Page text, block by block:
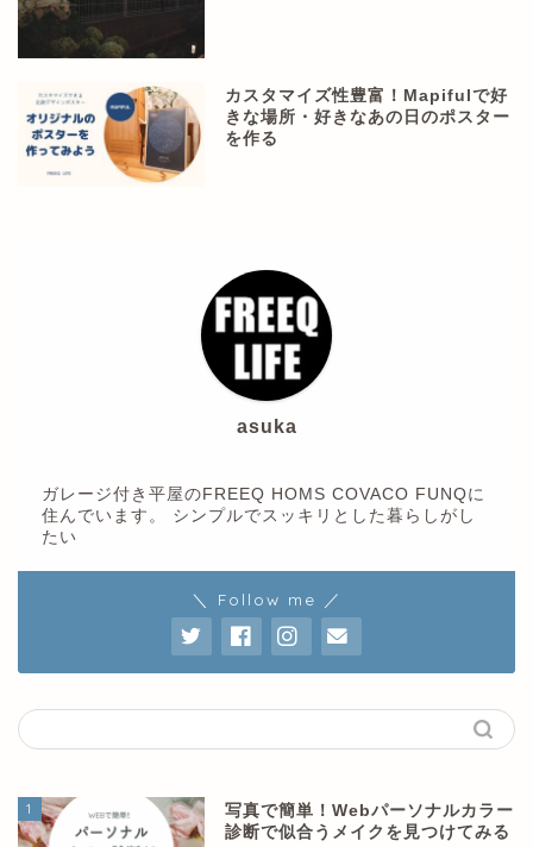
カスタマイズ性豊富！Mapifulで好
きな場所・好きなあの日のポスター
を作る
asuka
ガレージ付き平屋のFREEQ HOMS COVACO FUNQに
住んでいます。 シンプルでスッキリとした暮らしがし
たい
＼ Follow me ／
1
写真で簡単！Webパーソナルカラー
診断で似合うメイクを見つけてみる